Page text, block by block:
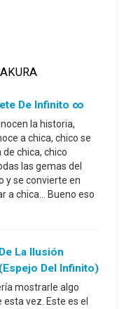
De Infinito ∞
la historia,
a chica, chico se
chica, chico
las gemas del
y se convierte en
a chica... Bueno eso
La Ilusión
Del Infinito)
mostrarle algo
vez. Este es el